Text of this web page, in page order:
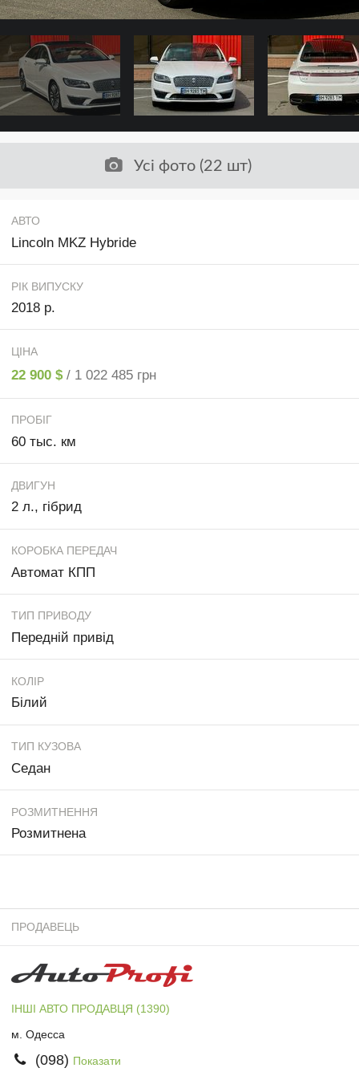
Усі фото (22 шт)
АВТО
Lincoln MKZ Hybride
РІК ВИПУСКУ
2018 р.
ЦІНА
22 900 $ / 1 022 485 грн
ПРОБІГ
60 тыс. км
ДВИГУН
2 л., гібрид
КОРОБКА ПЕРЕДАЧ
Автомат КПП
ТИП ПРИВОДУ
Передній привід
КОЛІР
Білий
ТИП КУЗОВА
Седан
РОЗМИТНЕННЯ
Розмитнена
ПРОДАВЕЦЬ
ІНШІ АВТО ПРОДАВЦЯ (1390)
м. Одесса
(098) Показати